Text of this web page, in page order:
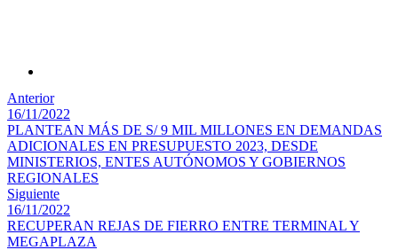
Anterior
16/11/2022
PLANTEAN MÁS DE S/ 9 MIL MILLONES EN DEMANDAS
ADICIONALES EN PRESUPUESTO 2023, DESDE
MINISTERIOS, ENTES AUTÓNOMOS Y GOBIERNOS
REGIONALES
Siguiente
16/11/2022
RECUPERAN REJAS DE FIERRO ENTRE TERMINAL Y
MEGAPLAZA